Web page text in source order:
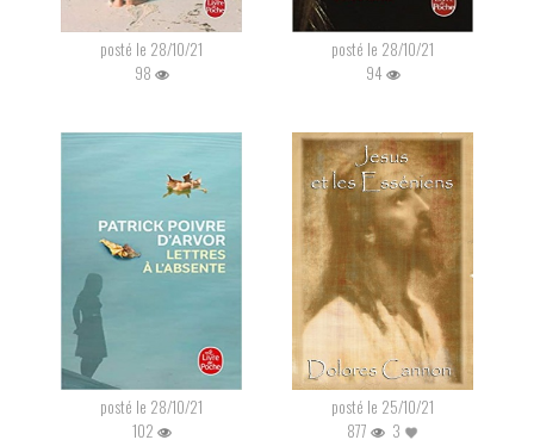
posté le 28/10/21
98
posté le 28/10/21
94
posté le 28/10/21
102
posté le 25/10/21
877
3